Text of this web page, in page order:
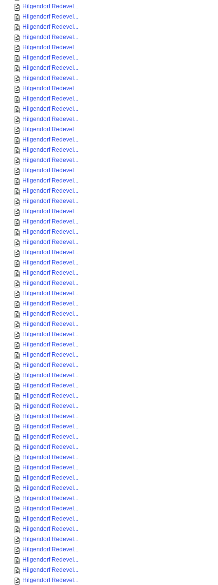
Hilgendorf Redevel...
Hilgendorf Redevel...
Hilgendorf Redevel...
Hilgendorf Redevel...
Hilgendorf Redevel...
Hilgendorf Redevel...
Hilgendorf Redevel...
Hilgendorf Redevel...
Hilgendorf Redevel...
Hilgendorf Redevel...
Hilgendorf Redevel...
Hilgendorf Redevel...
Hilgendorf Redevel...
Hilgendorf Redevel...
Hilgendorf Redevel...
Hilgendorf Redevel...
Hilgendorf Redevel...
Hilgendorf Redevel...
Hilgendorf Redevel...
Hilgendorf Redevel...
Hilgendorf Redevel...
Hilgendorf Redevel...
Hilgendorf Redevel...
Hilgendorf Redevel...
Hilgendorf Redevel...
Hilgendorf Redevel...
Hilgendorf Redevel...
Hilgendorf Redevel...
Hilgendorf Redevel...
Hilgendorf Redevel...
Hilgendorf Redevel...
Hilgendorf Redevel...
Hilgendorf Redevel...
Hilgendorf Redevel...
Hilgendorf Redevel...
Hilgendorf Redevel...
Hilgendorf Redevel...
Hilgendorf Redevel...
Hilgendorf Redevel...
Hilgendorf Redevel...
Hilgendorf Redevel...
Hilgendorf Redevel...
Hilgendorf Redevel...
Hilgendorf Redevel...
Hilgendorf Redevel...
Hilgendorf Redevel...
Hilgendorf Redevel...
Hilgendorf Redevel...
Hilgendorf Redevel...
Hilgendorf Redevel...
Hilgendorf Redevel...
Hilgendorf Redevel...
Hilgendorf Redevel...
Hilgendorf Redevel...
Hilgendorf Redevel...
Hilgendorf Redevel...
Hilgendorf Redevel...